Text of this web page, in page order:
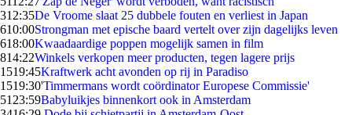
312:35De Vroome slaat 25 dubbele fouten en verliest in Japan
610:00Strongman met epische baard vertelt over zijn dagelijks leven
618:00Kwaadaardige poppen mogelijk samen in film
814:22Winkels verkopen meer producten, tegen lagere prijs
1519:45Kraftwerk acht avonden op rij in Paradiso
1519:30'Timmermans wordt coördinator Europese Commissie'
51 23:59Babyluikjes binnenkort ook in Amsterdam